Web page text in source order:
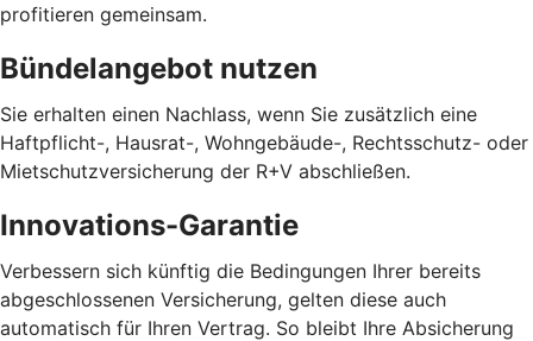
profitieren gemeinsam.
Bündelangebot nutzen
Sie erhalten einen Nachlass, wenn Sie zusätzlich eine
Haftpflicht-, Hausrat-, Wohngebäude-, Rechtsschutz- oder
Mietschutzversicherung der R+V abschließen.
Innovations-Garantie
Verbessern sich künftig die Bedingungen Ihrer bereits
abgeschlossenen Versicherung, gelten diese auch
automatisch für Ihren Vertrag. So bleibt Ihre Absicherung